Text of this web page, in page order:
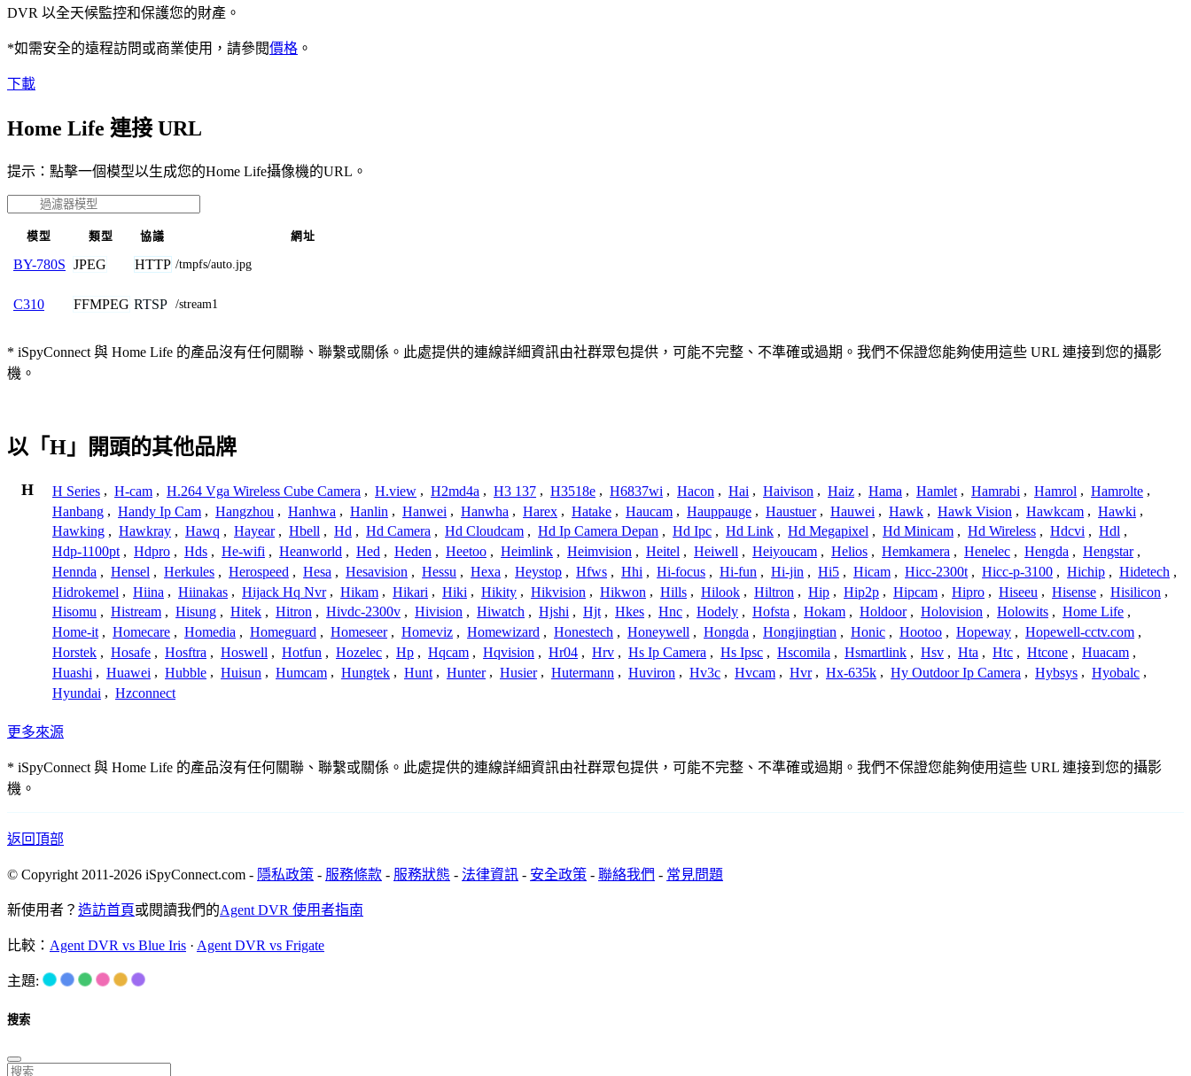
DVR 以全天候監控和保護您的財產。
*如需安全的遠程訪問或商業使用，請參閱價格 。
下載
Home Life 連接 URL
提示：點擊一個模型以生成您的Home Life攝像機的URL。
模型 類型 協議 網址
BY-780S JPEG HTTP /tmpfs/auto.jpg
C310 FFMPEG RTSP /stream1
* iSpyConnect 與 Home Life 的產品沒有任何關聯、聯繫或關係。此處提供的連線詳細資訊由社群眾包提供，可能不完整、不準確或過期。我們不保證您能夠使用這些 URL 連接到您的攝影
機。
以「H」開頭的其他品牌
H H Series , H-cam , H.264 Vga Wireless Cube Camera , H.view , H2md4a , H3 137 , H3518e , H6837wi , Hacon , Hai , Haivison , Haiz , Hama , Hamlet , Hamrabi , Hamrol , Hamrolte ,
Hanbang , Handy Ip Cam , Hangzhou , Hanhwa , Hanlin , Hanwei , Hanwha , Harex , Hatake , Haucam , Hauppauge , Haustuer , Hauwei , Hawk , Hawk Vision , Hawkcam , Hawki ,
Hawking , Hawkray , Hawq , Hayear , Hbell , Hd , Hd Camera , Hd Cloudcam , Hd Ip Camera Depan , Hd Ipc , Hd Link , Hd Megapixel , Hd Minicam , Hd Wireless , Hdcvi , Hdl ,
Hdp-1100pt , Hdpro , Hds , He-wifi , Heanworld , Hed , Heden , Heetoo , Heimlink , Heimvision , Heitel , Heiwell , Heiyoucam , Helios , Hemkamera , Henelec , Hengda , Hengstar ,
Hennda , Hensel , Herkules , Herospeed , Hesa , Hesavision , Hessu , Hexa , Heystop , Hfws , Hhi , Hi-focus , Hi-fun , Hi-jin , Hi5 , Hicam , Hicc-2300t , Hicc-p-3100 , Hichip , Hidetech ,
Hidrokemel , Hiina , Hiinakas , Hijack Hq Nvr , Hikam , Hikari , Hiki , Hikity , Hikvision , Hikwon , Hills , Hilook , Hiltron , Hip , Hip2p , Hipcam , Hipro , Hiseeu , Hisense , Hisilicon ,
Hisomu , Histream , Hisung , Hitek , Hitron , Hivdc-2300v , Hivision , Hiwatch , Hjshi , Hjt , Hkes , Hnc , Hodely , Hofsta , Hokam , Holdoor , Holovision , Holowits , Home Life ,
Home-it , Homecare , Homedia , Homeguard , Homeseer , Homeviz , Homewizard , Honestech , Honeywell , Hongda , Hongjingtian , Honic , Hootoo , Hopeway , Hopewell-cctv.com ,
Horstek , Hosafe , Hosftra , Hoswell , Hotfun , Hozelec , Hp , Hqcam , Hqvision , Hr04 , Hrv , Hs Ip Camera , Hs Ipsc , Hscomila , Hsmartlink , Hsv , Hta , Htc , Htcone , Huacam ,
Huashi , Huawei , Hubble , Huisun , Humcam , Hungtek , Hunt , Hunter , Husier , Hutermann , Huviron , Hv3c , Hvcam , Hvr , Hx-635k , Hy Outdoor Ip Camera , Hybsys , Hyobalc ,
Hyundai , Hzconnect
更多來源
* iSpyConnect 與 Home Life 的產品沒有任何關聯、聯繫或關係。此處提供的連線詳細資訊由社群眾包提供，可能不完整、不準確或過期。我們不保證您能夠使用這些 URL 連接到您的攝影
機。
返回頂部
© Copyright 2011-2026 iSpyConnect.com - 隱私政策 - 服務條款 - 服務狀態 - 法律資訊 - 安全政策 - 聯絡我們 - 常見問題
新使用者？ 造訪首頁或閱讀我們的Agent DVR 使用者指南
比較： Agent DVR vs Blue Iris · Agent DVR vs Frigate
主題:
搜索